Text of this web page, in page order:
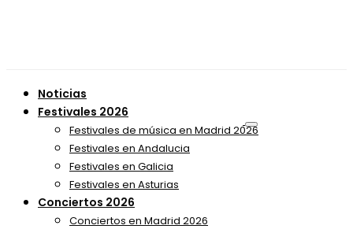
Noticias
Festivales 2026
Festivales de música en Madrid 2026
Festivales en Andalucia
Festivales en Galicia
Festivales en Asturias
Conciertos 2026
Conciertos en Madrid 2026